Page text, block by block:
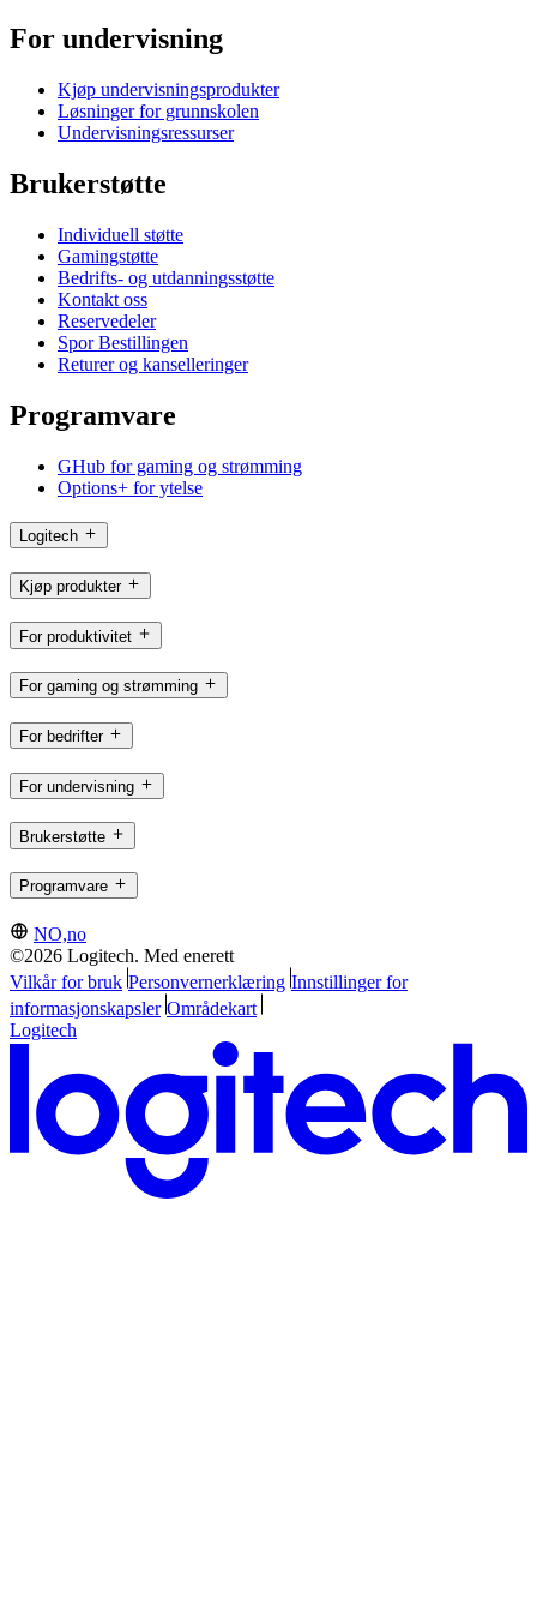
For undervisning
Kjøp undervisningsprodukter
Løsninger for grunnskolen
Undervisningsressurser
Brukerstøtte
Individuell støtte
Gamingstøtte
Bedrifts- og utdanningsstøtte
Kontakt oss
Reservedeler
Spor Bestillingen
Returer og kanselleringer
Programvare
GHub for gaming og strømming
Options+ for ytelse
Logitech
Kjøp produkter
For produktivitet
For gaming og strømming
For bedrifter
For undervisning
Brukerstøtte
Programvare
NO,no
©2026 Logitech. Med enerett
Vilkår for bruk Personvernerklæring Innstillinger for
informasjonskapsler Områdekart
Logitech